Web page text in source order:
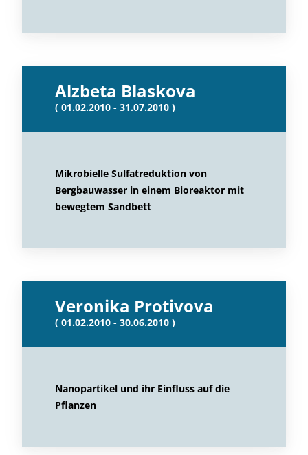
Alzbeta Blaskova
( 01.02.2010 - 31.07.2010 )
Mikrobielle Sulfatreduktion von
Bergbauwasser in einem Bioreaktor mit
bewegtem Sandbett
Veronika Protivova
( 01.02.2010 - 30.06.2010 )
Nanopartikel und ihr Einfluss auf die
Pflanzen